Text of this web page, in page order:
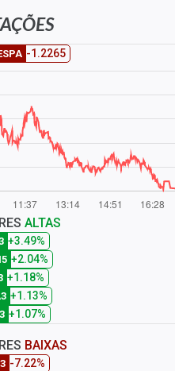
-1.2265
ALTAS
+3.49%
+2.04%
+1.18%
+1.13%
+1.07%
BAIXAS
-7.22%